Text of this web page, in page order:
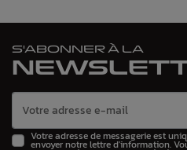
S'ABONNER À LA
Votre adresse de messagerie est
envoyer notre lettre d'information.